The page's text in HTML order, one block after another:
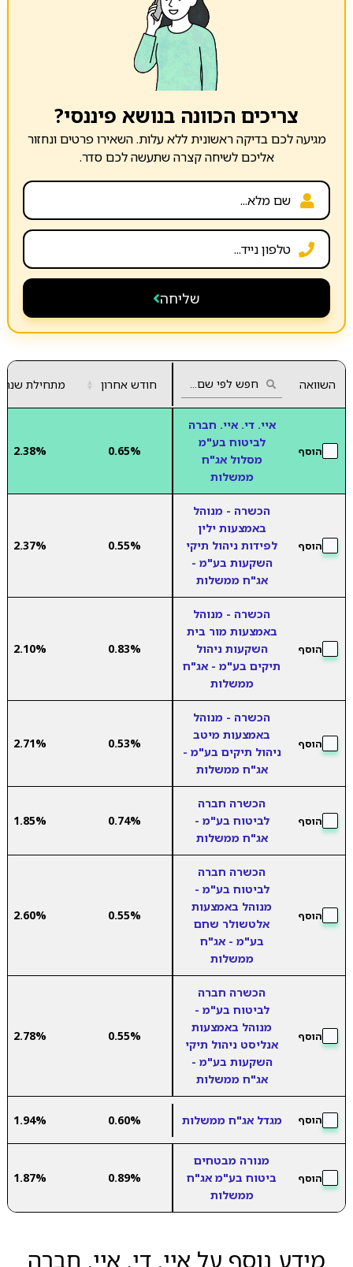
צריכים הכוונה בנושא פיננסי?
מגיעה לכם בדיקה ראשונית ללא עלות. השאירו פרטים ונחזור
אליכם לשיחה קצרה שתעשה לכם סדר.
שליחה
השוואה חודש אחרון ▲
▼ מתחילת שנה
הוסף
איי. די. איי. חברה
לביטוח בע"מ
מסלול אג"ח
ממשלות
0.65%
2.38%
הוסף
הכשרה - מנוהל
באמצעות ילין
לפידות ניהול תיקי
השקעות בע"מ -
אג"ח ממשלות
0.55%
2.37%
הוסף
הכשרה - מנוהל
באמצעות מור בית
השקעות ניהול
תיקים בע"מ - אג"ח
ממשלות
0.83%
2.10%
הוסף
הכשרה - מנוהל
באמצעות מיטב
ניהול תיקים בע"מ -
אג"ח ממשלות
0.53%
2.71%
הוסף
הכשרה חברה
לביטוח בע"מ -
אג"ח ממשלות
0.74%
1.85%
הוסף
הכשרה חברה
לביטוח בע"מ -
מנוהל באמצעות
אלטשולר שחם
בע"מ - אג"ח
ממשלות
0.55%
2.60%
הוסף
הכשרה חברה
לביטוח בע"מ -
מנוהל באמצעות
אנליסט ניהול תיקי
השקעות בע"מ -
אג"ח ממשלות
0.55%
2.78%
הוסף מגדל אג"ח ממשלות 0.60%
1.94%
הוסף
מנורה מבטחים
ביטוח בע"מ אג"ח
ממשלות
0.89%
1.87%
מידע נוסף על איי. די. איי. חברה